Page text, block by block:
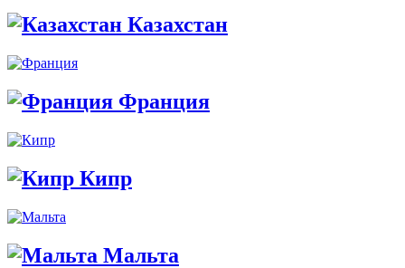
Казахстан
Франция
Кипр
Мальта